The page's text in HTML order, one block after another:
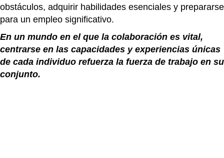
obstáculos, adquirir habilidades esenciales y prepararse
para un empleo significativo.
En un mundo en el que la colaboración es vital,
centrarse en las capacidades y experiencias únicas
de cada individuo refuerza la fuerza de trabajo en su
conjunto.